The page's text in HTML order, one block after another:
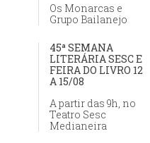
Os Monarcas e
Grupo Bailanejo
45ª SEMANA
LITERÁRIA SESC E
FEIRA DO LIVRO 12
A 15/08
A partir das 9h, no
Teatro Sesc
Medianeira